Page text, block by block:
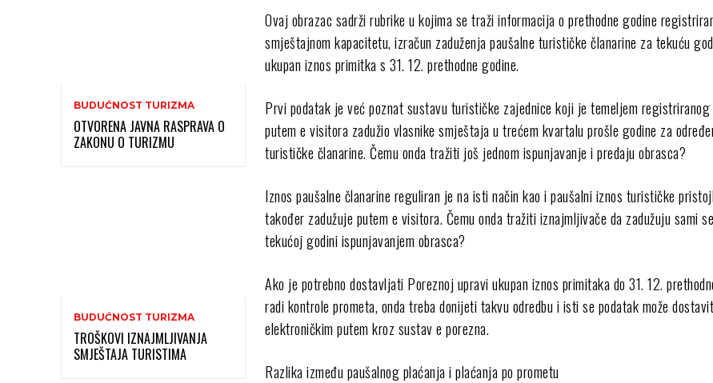
BUDUĆNOST TURIZMA
OTVORENA JAVNA RASPRAVA O
ZAKONU O TURIZMU
BUDUĆNOST TURIZMA
TROŠKOVI IZNAJMLJIVANJA
SMJEŠTAJA TURISTIMA
Ovaj obrazac sadrži rubrike u kojima se traži informacija o prethodne godine
smještajnom kapacitetu, izračun zaduženja paušalne turističke članarine za tekuću
ukupan iznos primitka s 31. 12. prethodne godine.
Prvi podatak je već poznat sustavu turističke zajednice koji je temeljem
putem e visitora zadužio vlasnike smještaja u trećem kvartalu prošle godine za
turističke članarine. Čemu onda tražiti još jednom ispunjavanje i predaju obrasca?
Iznos paušalne članarine reguliran je na isti način kao i paušalni iznos turističke
također zadužuje putem e visitora. Čemu onda tražiti iznajmljivače da zadužuju sami
tekućoj godini ispunjavanjem obrasca?
Ako je potrebno dostavljati Poreznoj upravi ukupan iznos primitaka do 31. 12.
radi kontrole prometa, onda treba donijeti takvu odredbu i isti se podatak može
elektroničkim putem kroz sustav e porezna.
Razlika između paušalnog plaćanja i plaćanja po prometu